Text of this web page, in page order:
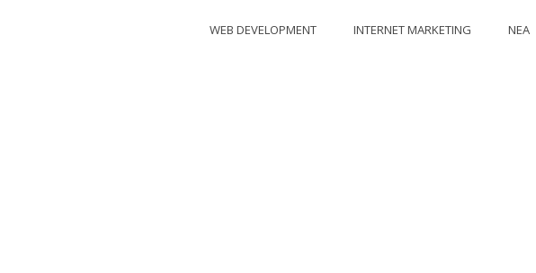
WEB DEVELOPMENT INTERNET MARKETING ΝΕΑ